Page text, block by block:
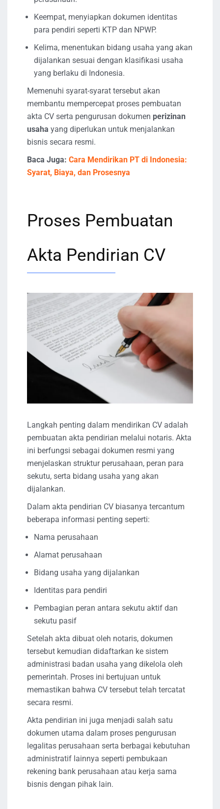
Keempat, menyiapkan dokumen identitas
para pendiri seperti KTP dan NPWP.
Kelima, menentukan bidang usaha yang akan
dijalankan sesuai dengan klasifikasi usaha
yang berlaku di Indonesia.
Memenuhi syarat-syarat tersebut akan
membantu mempercepat proses pembuatan
akta CV serta pengurusan dokumen perizinan
usaha yang diperlukan untuk menjalankan
bisnis secara resmi.
Baca Juga: Cara Mendirikan PT di Indonesia:
Syarat, Biaya, dan Prosesnya
Proses Pembuatan
Akta Pendirian CV
Langkah penting dalam mendirikan CV adalah
pembuatan akta pendirian melalui notaris. Akta
ini berfungsi sebagai dokumen resmi yang
menjelaskan struktur perusahaan, peran para
sekutu, serta bidang usaha yang akan
dijalankan.
Dalam akta pendirian CV biasanya tercantum
beberapa informasi penting seperti:
Nama perusahaan
Alamat perusahaan
Bidang usaha yang dijalankan
Identitas para pendiri
Pembagian peran antara sekutu aktif dan
sekutu pasif
Setelah akta dibuat oleh notaris, dokumen
tersebut kemudian didaftarkan ke sistem
administrasi badan usaha yang dikelola oleh
pemerintah. Proses ini bertujuan untuk
memastikan bahwa CV tersebut telah tercatat
secara resmi.
Akta pendirian ini juga menjadi salah satu
dokumen utama dalam proses pengurusan
legalitas perusahaan serta berbagai kebutuhan
administratif lainnya seperti pembukaan
rekening bank perusahaan atau kerja sama
bisnis dengan pihak lain.